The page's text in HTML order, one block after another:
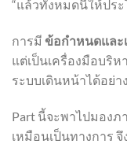
“แล้วทั้งหมดนี้ให้ประ
การมี ข้อกำหนดและ
แต่เป็นเครื่องมือบริห
ระบบเดินหน้าได้อย่า
Part นี้จะพาไปมองภ
เหมือนเป็นทางการ